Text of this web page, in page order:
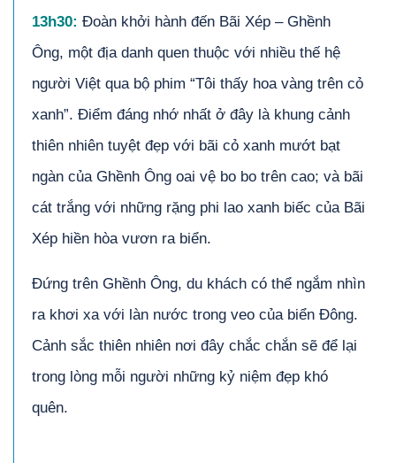
13h30: Đoàn khởi hành đến Bãi Xép – Ghềnh
Ông, một địa danh quen thuộc với nhiều thế hệ
người Việt qua bộ phim “Tôi thấy hoa vàng trên cỏ
xanh”. Điểm đáng nhớ nhất ở đây là khung cảnh
thiên nhiên tuyệt đẹp với bãi cỏ xanh mướt bạt
ngàn của Ghềnh Ông oai vệ bo bo trên cao; và bãi
cát trắng với những rặng phi lao xanh biếc của Bãi
Xép hiền hòa vươn ra biển.
Đứng trên Ghềnh Ông, du khách có thể ngắm nhìn
ra khơi xa với làn nước trong veo của biển Đông.
Cảnh sắc thiên nhiên nơi đây chắc chắn sẽ để lại
trong lòng mỗi người những kỷ niệm đẹp khó
quên.